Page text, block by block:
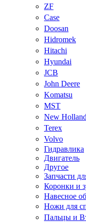
ZF
Case
Doosan
Hidromek
Hitachi
Hyundai
JCB
John Deere
Komatsu
MST
New Holland
Terex
Volvo
Гидравлика
Двигатель
Другое
Запчасти
Коронки и
Навесное
Ножи для
Пальцы и